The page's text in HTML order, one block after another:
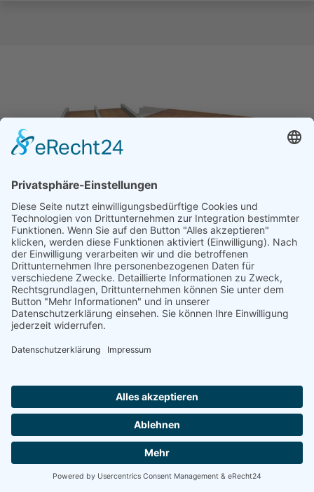
Fußbodensysteme
mehr